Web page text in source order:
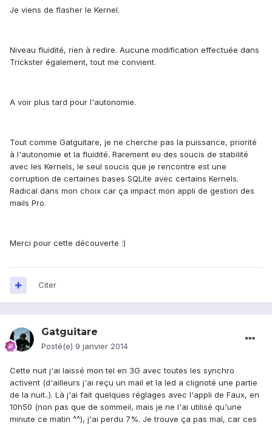
Je viens de flasher le Kernel.
Niveau fluidité, rien à redire. Aucune modification effectuée dans
Trickster également, tout me convient.
A voir plus tard pour l'autonomie.
Tout comme Gatguitare, je ne cherche pas la puissance, priorité
à l'autonomie et la fluidité. Rarement eu des soucis de stabilité
avec les Kernels, le seul soucis que je rencontre est une
corruption de certaines bases SQLite avec certains Kernels.
Radical dans mon choix car ça impact mon appli de gestion des
mails Pro.
Merci pour cette découverte :)
Citer
Gatguitare
Posté(e) 9 janvier 2014
Cette nuit j'ai laissé mon tel en 3G avec toutes les synchro
activent (d'ailleurs j'ai reçu un mail et la led a clignoté une partie
de la nuit..). Là j'ai fait quelques réglages avec l'appli de Faux, en
10h50 (non pas que de sommeil, mais je ne l'ai utilisé qu'une
minute ce matin ^^), j'ai perdu 7%. Je trouve ça pas mal, car ces